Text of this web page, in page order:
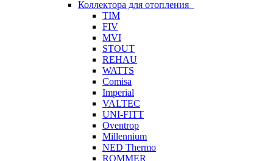
Коллектора для отопления
TIM
FIV
MVI
STOUT
REHAU
WATTS
Comisa
Imperial
VALTEC
UNI-FITT
Oventrop
Millennium
NED Thermo
ROMMER